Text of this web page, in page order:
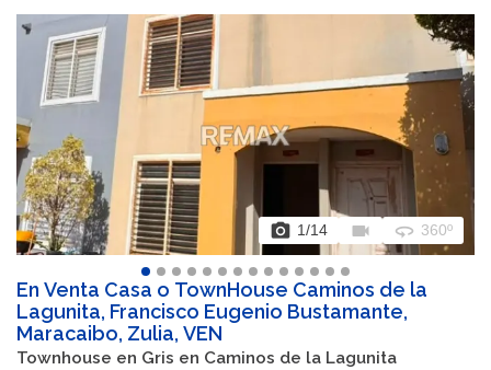
photo_camera 1/14 videocam 360 360º
En Venta Casa o TownHouse Caminos de la
Lagunita, Francisco Eugenio Bustamante,
Maracaibo, Zulia, VEN
Townhouse en Gris en Caminos de la Lagunita